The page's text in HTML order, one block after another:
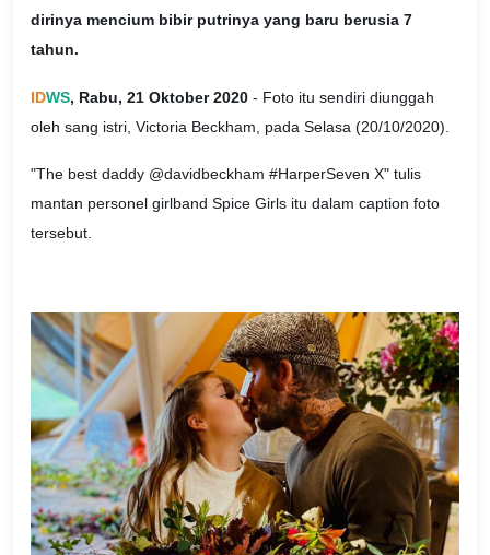
dirinya mencium bibir putrinya yang baru berusia 7
tahun.
IDWS, Rabu, 21 Oktober 2020 - Foto itu sendiri diunggah
oleh sang istri, Victoria Beckham, pada Selasa (20/10/2020).
"The best daddy @davidbeckham #HarperSeven X" tulis
mantan personel girlband Spice Girls itu dalam caption foto
tersebut.